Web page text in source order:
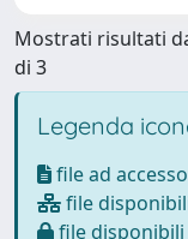
Mostrati risultati
di 3
Legenda
file ad
file
file